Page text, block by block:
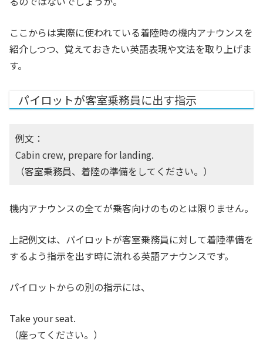
ここからは実際に使われている着陸時の機内アナウンスを
紹介しつつ、覚えておきたい英語表現や文法を取り上げま
す。
パイロットが客室乗務員に出す指示
例文：
Cabin crew, prepare for landing.
（客室乗務員、着陸の準備をしてください。）
機内アナウンスの全てが乗客向けのものとは限りません。
上記例文は、パイロットが客室乗務員に対して着陸準備を
するよう指示を出す時に流れる英語アナウンスです。
パイロットからの別の指示には、
Take your seat.
（座ってください。）